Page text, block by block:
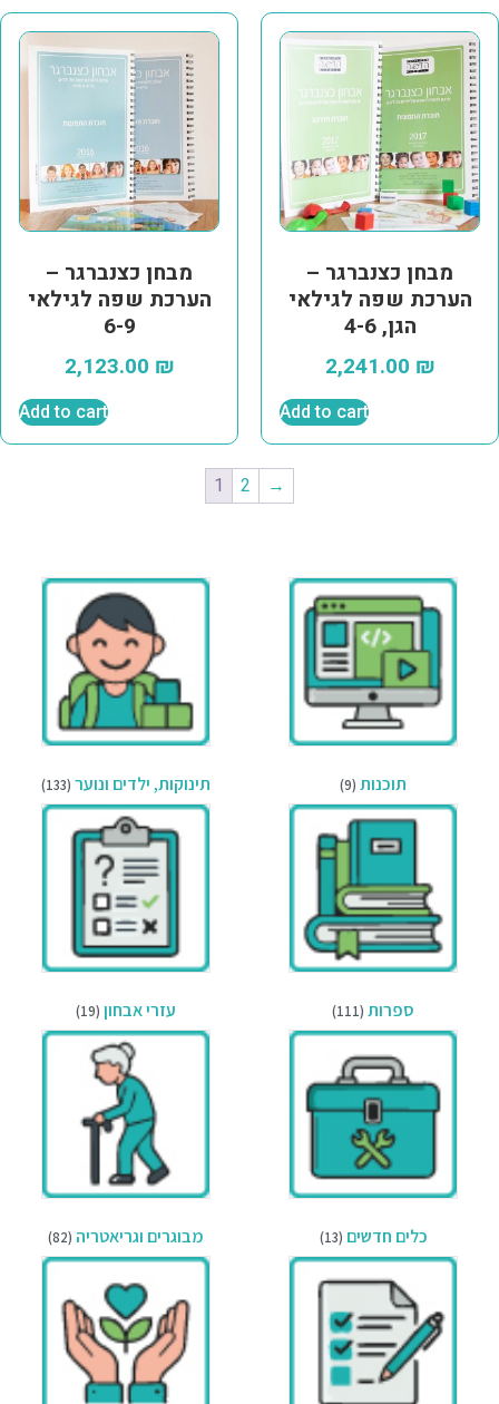
מבחן כצנברגר –
הערכת שפה לגילאי
6-9
2,123.00 ₪
Add to cart
מבחן כצנברגר –
הערכת שפה לגילאי
הגן, 4-6
2,241.00 ₪
Add to cart
1 2 →
תינוקות, ילדים ונוער (133) תוכנות (9)
עזרי אבחון (19) ספרות (111)
מבוגרים וגריאטריה (82) כלים חדשים (13)